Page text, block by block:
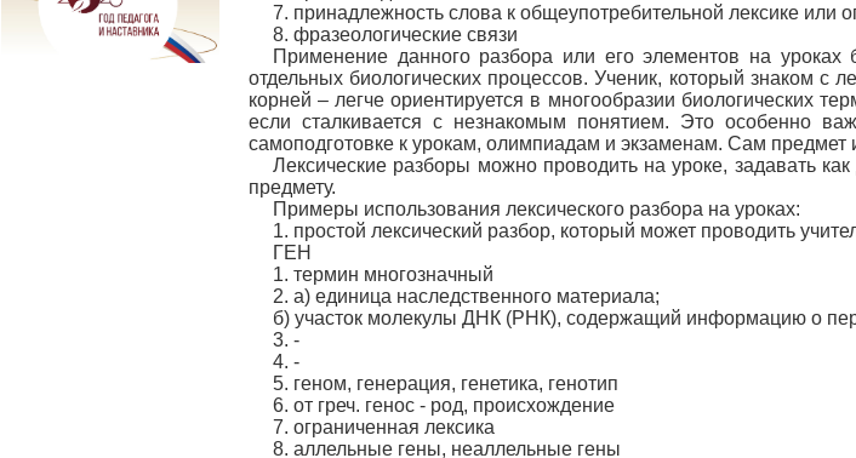
7. принадлежность слова к общеупотребительной лексике или
8. фразеологические связи
Применение данного разбора или его элементов на уроках
отдельных биологических процессов. Ученик, который знаком
корней – легче ориентируется в многообразии биологических
если сталкивается с незнакомым понятием. Это особенно
самоподготовке к урокам, олимпиадам и экзаменам. Сам
Лексические разборы можно проводить на уроке, задавать
предмету.
Примеры использования лексического разбора на уроках:
1. простой лексический разбор, который может проводить
ГЕН
1. термин многозначный
2. а) единица наследственного материала;
б) участок молекулы ДНК (РНК), содержащий информацию о
3. -
4. -
5. геном, генерация, генетика, генотип
6. от греч. генос - род, происхождение
7. ограниченная лексика
8. аллельные гены, неаллельные гены